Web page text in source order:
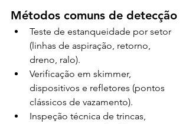
Métodos comuns de detecção
Teste de estanqueidade por setor
(linhas de aspiração, retorno,
dreno, ralo).
Verificação em skimmer,
dispositivos e refletores (pontos
clássicos de vazamento).
Inspeção técnica de trincas,